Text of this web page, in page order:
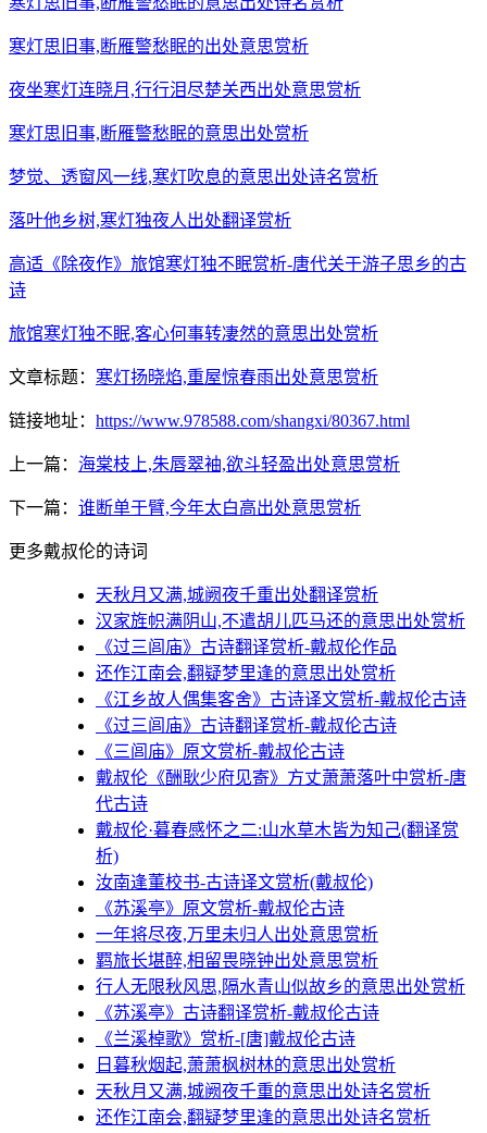
寒灯思旧事,断雁警愁眠的出处意思赏析
夜坐寒灯连晓月,行行泪尽楚关西出处意思赏析
寒灯思旧事,断雁警愁眠的意思出处赏析
梦觉、透窗风一线,寒灯吹息的意思出处诗名赏析
落叶他乡树,寒灯独夜人出处翻译赏析
高适《除夜作》旅馆寒灯独不眠赏析-唐代关于游子思乡的古
诗
旅馆寒灯独不眠,客心何事转凄然的意思出处赏析
文章标题： 寒灯扬晓焰,重屋惊春雨出处意思赏析
链接地址： https://www.978588.com/shangxi/80367.html
上一篇： 海棠枝上,朱唇翠袖,欲斗轻盈出处意思赏析
下一篇： 谁断单于臂,今年太白高出处意思赏析
更多戴叔伦的诗词
天秋月又满,城阙夜千重出处翻译赏析
汉家旌帜满阴山,不遣胡儿匹马还的意思出处赏析
《过三闾庙》古诗翻译赏析-戴叔伦作品
还作江南会,翻疑梦里逢的意思出处赏析
《江乡故人偶集客舍》古诗译文赏析-戴叔伦古诗
《过三闾庙》古诗翻译赏析-戴叔伦古诗
《三闾庙》原文赏析-戴叔伦古诗
戴叔伦《酬耿少府见寄》方丈萧萧落叶中赏析-唐
代古诗
戴叔伦·暮春感怀之二:山水草木皆为知己(翻译赏
析)
汝南逢董校书-古诗译文赏析(戴叔伦)
《苏溪亭》原文赏析-戴叔伦古诗
一年将尽夜,万里未归人出处意思赏析
羁旅长堪醉,相留畏晓钟出处意思赏析
行人无限秋风思,隔水青山似故乡的意思出处赏析
《苏溪亭》古诗翻译赏析-戴叔伦古诗
《兰溪棹歌》赏析-[唐]戴叔伦古诗
日暮秋烟起,萧萧枫树林的意思出处赏析
天秋月又满,城阙夜千重的意思出处诗名赏析
还作江南会,翻疑梦里逢的意思出处诗名赏析